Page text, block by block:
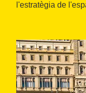
l'estratègia de